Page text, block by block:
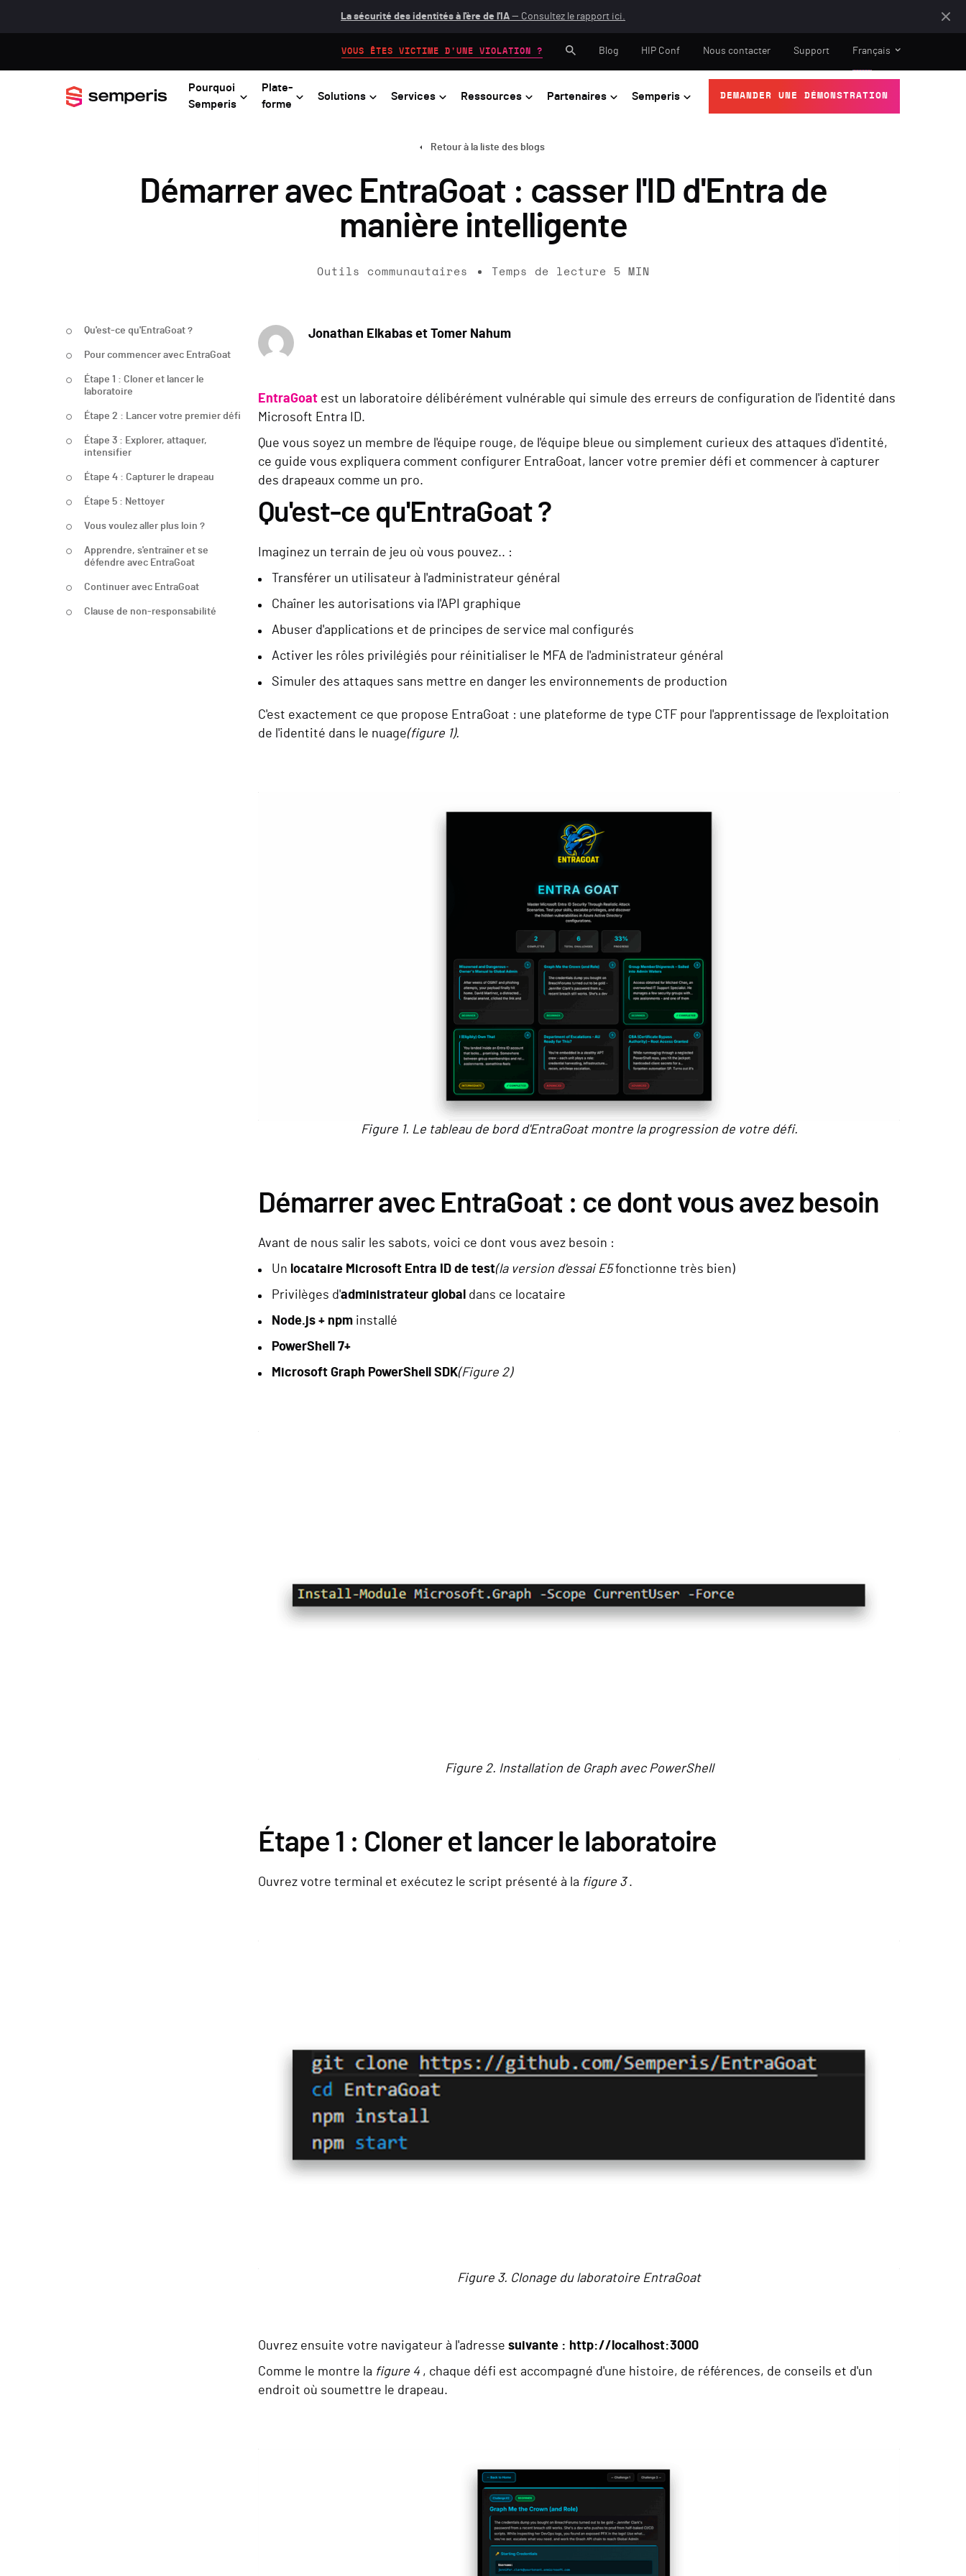
La sécurité des identités à l'ère de l'IA — Consultez le rapport ici.
Pourquoi
Semperis
Plate-
forme
Solutions Services Ressources Partenaires Semperis DEMANDER UNE DÉMONSTRATION
VOUS ÊTES VICTIME D'UNE VIOLATION ? Blog HIP Conf Nous contacter Support Français
Retour à la liste des blogs
Démarrer avec EntraGoat : casser l'ID d'Entra de
manière intelligente
Outils communautaires Temps de lecture 5 MIN
Qu'est-ce qu'EntraGoat ?
Pour commencer avec EntraGoat
Étape 1 : Cloner et lancer le
laboratoire
Étape 2 : Lancer votre premier défi
Étape 3 : Explorer, attaquer,
intensifier
Étape 4 : Capturer le drapeau
Étape 5 : Nettoyer
Vous voulez aller plus loin ?
Apprendre, s'entraîner et se
défendre avec EntraGoat
Continuer avec EntraGoat
Clause de non-responsabilité
Jonathan Elkabas et Tomer Nahum
EntraGoat est un laboratoire délibérément vulnérable qui simule des erreurs de configuration de l'identité dans
Microsoft Entra ID.
Que vous soyez un membre de l'équipe rouge, de l'équipe bleue ou simplement curieux des attaques d'identité,
ce guide vous expliquera comment configurer EntraGoat, lancer votre premier défi et commencer à capturer
des drapeaux comme un pro.
Qu'est-ce qu'EntraGoat ?
Imaginez un terrain de jeu où vous pouvez.. :
Transférer un utilisateur à l'administrateur général
Chaîner les autorisations via l'API graphique
Abuser d'applications et de principes de service mal configurés
Activer les rôles privilégiés pour réinitialiser le MFA de l'administrateur général
Simuler des attaques sans mettre en danger les environnements de production
C'est exactement ce que propose EntraGoat : une plateforme de type CTF pour l'apprentissage de l'exploitation
de l'identité dans le nuage(figure 1).
Figure 1. Le tableau de bord d'EntraGoat montre la progression de votre défi.
Démarrer avec EntraGoat : ce dont vous avez besoin
Avant de nous salir les sabots, voici ce dont vous avez besoin :
Un locataire Microsoft Entra ID de test(la version d'essai E5fonctionne très bien)
Privilèges d'administrateur global dans ce locataire
Node.js + npm installé
PowerShell 7+
Microsoft Graph PowerShell SDK(Figure 2)
Figure 2. Installation de Graph avec PowerShell
Étape 1 : Cloner et lancer le laboratoire
Ouvrez votre terminal et exécutez le script présenté à la figure 3.
Figure 3. Clonage du laboratoire EntraGoat
Ouvrez ensuite votre navigateur à l'adresse suivante : http://localhost:3000
Comme le montre la figure 4 , chaque défi est accompagné d'une histoire, de références, de conseils et d'un
endroit où soumettre le drapeau.